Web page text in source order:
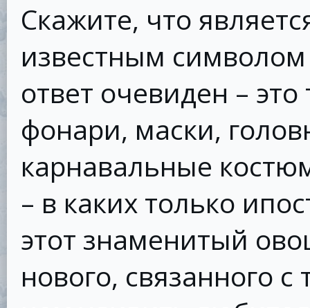
Скажите, что
известным
ответ очевиден –
фонари, маски,
карнавальные
– в каких только
этот знаменитый
нового, связанного